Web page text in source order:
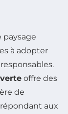
paysage
à adopter
offre des
de
aux